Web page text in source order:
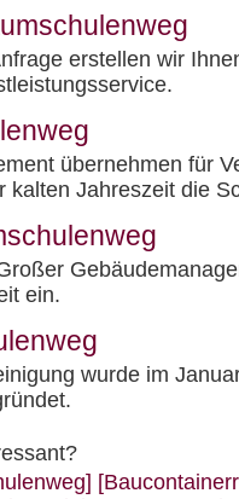
erstellen wir
übernehmen für
kalten Jahreszeit die
ein.
wurde im